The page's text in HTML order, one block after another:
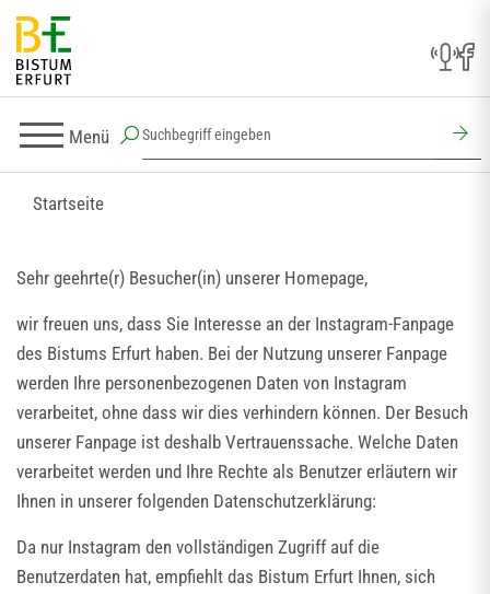
Menü
Startseite
Sehr geehrte(r) Besucher(in) unserer Homepage,
wir freuen uns, dass Sie Interesse an der Instagram-Fanpage
des Bistums Erfurt haben. Bei der Nutzung unserer Fanpage
werden Ihre personenbezogenen Daten von Instagram
verarbeitet, ohne dass wir dies verhindern können. Der Besuch
unserer Fanpage ist deshalb Vertrauenssache. Welche Daten
verarbeitet werden und Ihre Rechte als Benutzer erläutern wir
Ihnen in unserer folgenden Datenschutzerklärung:
Da nur Instagram den vollständigen Zugriff auf die
Benutzerdaten hat, empfiehlt das Bistum Erfurt Ihnen, sich